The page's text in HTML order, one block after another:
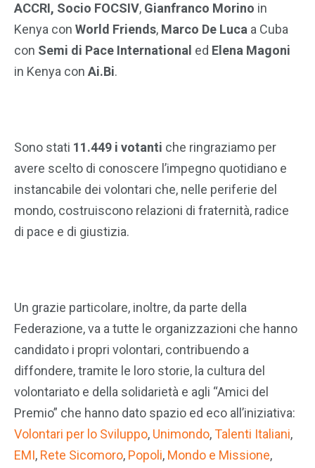
ACCRI, Socio FOCSIV, Gianfranco Morino in
Kenya con World Friends, Marco De Luca a Cuba
con Semi di Pace International ed Elena Magoni
in Kenya con Ai.Bi.
Sono stati 11.449 i votanti che ringraziamo per
avere scelto di conoscere l’impegno quotidiano e
instancabile dei volontari che, nelle periferie del
mondo, costruiscono relazioni di fraternità, radice
di pace e di giustizia.
Un grazie particolare, inoltre, da parte della
Federazione, va a tutte le organizzazioni che hanno
candidato i propri volontari, contribuendo a
diffondere, tramite le loro storie, la cultura del
volontariato e della solidarietà e agli “Amici del
Premio” che hanno dato spazio ed eco all’iniziativa:
Volontari per lo Sviluppo, Unimondo,Talenti Italiani,
EMI, Rete Sicomoro, Popoli, Mondo e Missione,